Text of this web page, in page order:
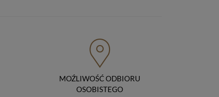
MOŹLIWOŚĆ ODBIORU
OSOBISTEGO